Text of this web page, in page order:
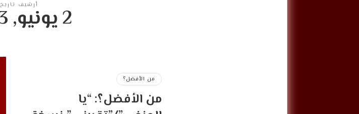
أرشيف تاريخ
2 يونيو, 2023
من الأفضل؟
من الأفضل؟: “يا